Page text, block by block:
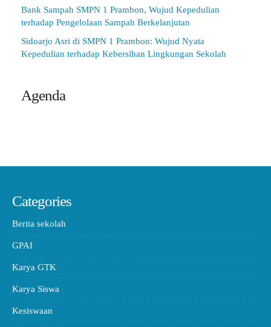
Bank Sampah SMPN 1 Prambon, Wujud Kepedulian
terhadap Pengelolaan Sampah Berkelanjutan
Sidoarjo Asri di SMPN 1 Prambon: Wujud Nyata
Kepedulian terhadap Kebersihan Lingkungan Sekolah
Agenda
Categories
Berita sekolah
GPAI
Karya GTK
Karya Siswa
Kesiswaan